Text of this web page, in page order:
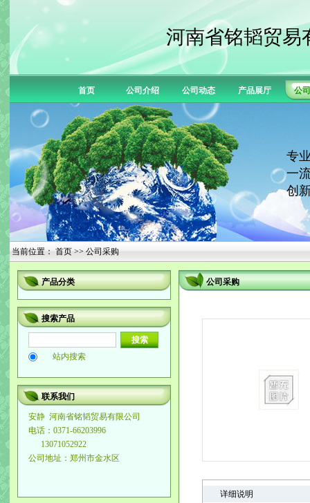
河南省铭韬贸易
首页 公司介绍 公司动态 产品展厅 公
专
一
创
当前位置： 首页 >> 公司采购
产品分类
搜索产品
站内搜索
联系我们
安静 河南省铭韬贸易有限公司
电话：0371-66203996
13071052922
公司地址：郑州市金水区
公司采购
详细说明